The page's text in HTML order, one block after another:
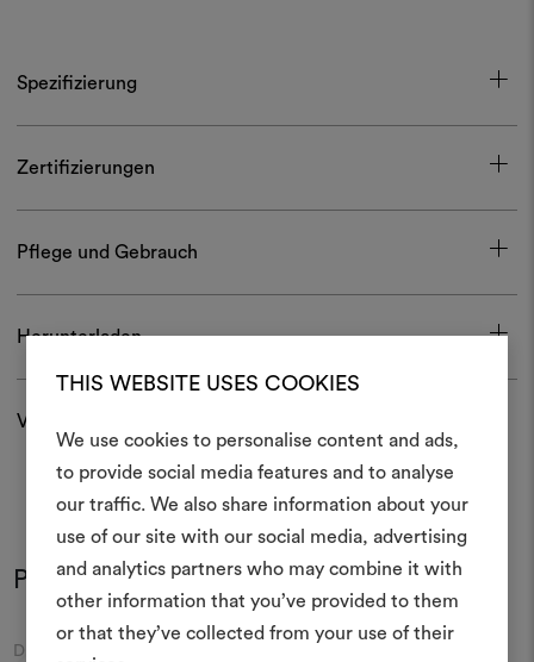
THIS WEBSITE USES COOKIES
We use cookies to personalise content and ads,
to provide social media features and to analyse
our traffic. We also share information about your
use of our site with our social media, advertising
and analytics partners who may combine it with
other information that you’ve provided to them
or that they’ve collected from your use of their
Spezifizierung
Zertifizierungen
Pflege und Gebrauch
Herunterladen
Versand und Rücksendungen
Produkt im Einsatz
Farben
DEDAR
Ein
erstellen
Ein interaktives Tool, mit
Ideen zum Leben
anderen teilen können,